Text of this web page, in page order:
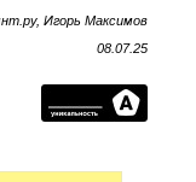
Игорь Максимов
08.07.25